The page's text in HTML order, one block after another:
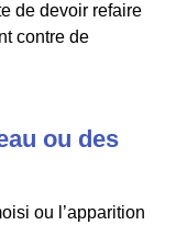
de devoir refaire
contre de
ou des
ou l’apparition